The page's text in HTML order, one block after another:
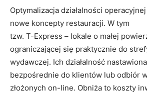
Optymalizacja działalności
nowe koncepty restauracji. W tym
tzw. T-Express – lokale o małej
ograniczającej się praktycznie do
wydawczej. Ich działalność
bezpośrednie do klientów lub odbiór
złożonych on-line. Obniża to koszty